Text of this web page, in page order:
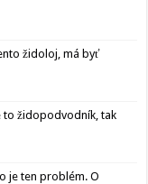
židoloj, má byť
to židopodvodník, tak
je ten problém. O